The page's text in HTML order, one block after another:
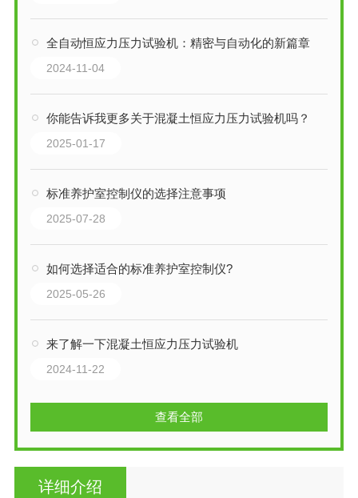
全自动恒应力压力试验机：精密与自动化的新篇章
2024-11-04
你能告诉我更多关于混凝土恒应力压力试验机吗？
2025-01-17
标准养护室控制仪的选择注意事项
2025-07-28
如何选择适合的标准养护室控制仪?
2025-05-26
来了解一下混凝土恒应力压力试验机
2024-11-22
查看全部
详细介绍